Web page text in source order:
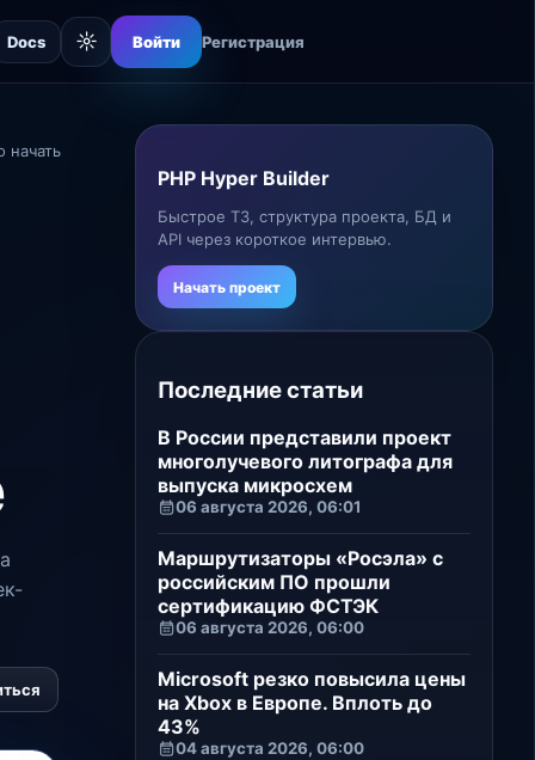
Docs ☼ Войти Регистрация
начать
PHP Hyper Builder
Быстрое ТЗ, структура проекта, БД и
API через короткое интервью.
Начать проект
Последние статьи
В России представили проект
многолучевого литографа для
выпуска микросхем
06 августа 2026, 06:01
Маршрутизаторы «Росэла» с
российским ПО прошли
сертификацию ФСТЭК
06 августа 2026, 06:00
Microsoft резко повысила цены
на Xbox в Европе. Вплоть до
43%
04 августа 2026, 06:00